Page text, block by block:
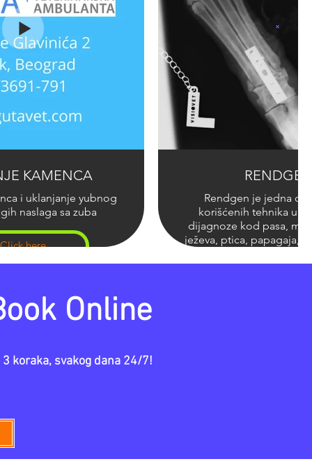
KAMENCA
i uklanjanje yubnog
naslaga sa zuba
Click here
Rendgen je jedna od
korišćenih tehnika u
dijagnoze kod pasa,
ježeva, ptica, papagaja,
uvid u stanje i funkciju
Online
koraka, svakog dana 24/7!